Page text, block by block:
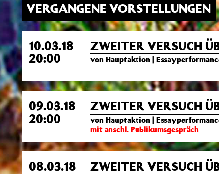
VERGANGENE VORSTELLUNGEN
10.03.18
20:00
ZWEITER VERSUCH
von Hauptaktion |
09.03.18
20:00
ZWEITER VERSUCH
von Hauptaktion |
mit anschl. Publikumsgespräch
08.03.18
ZWEITER VERSUCH